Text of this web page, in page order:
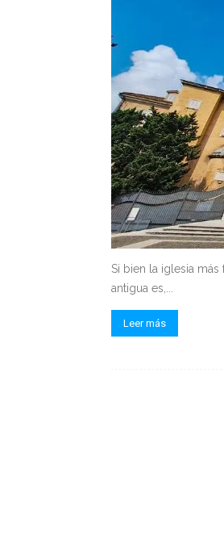
Si bien la iglesia
antigua es,...
Leer más